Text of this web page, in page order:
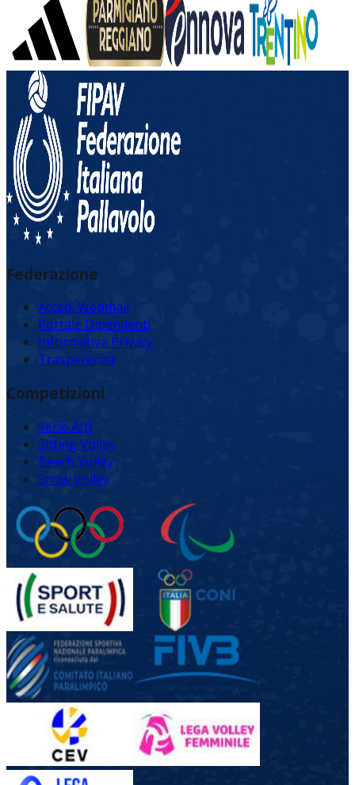
Federazione
Accedi Webmail
Portale Dipendenti
Informativa Privacy
Trasparenza
Competizioni
Serie A/B
Sitting Volley
Beach Volley
Snow Volley